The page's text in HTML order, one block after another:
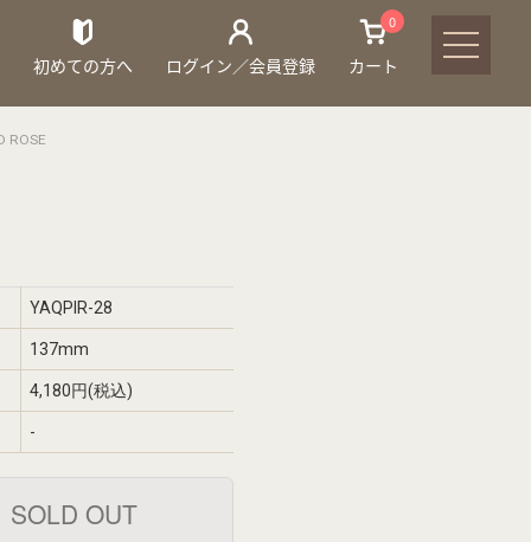
初めての方へ ログイン／会員登録
0
カート
ROSE
YAQPIR-28
137mm
4,180円(税込)
-